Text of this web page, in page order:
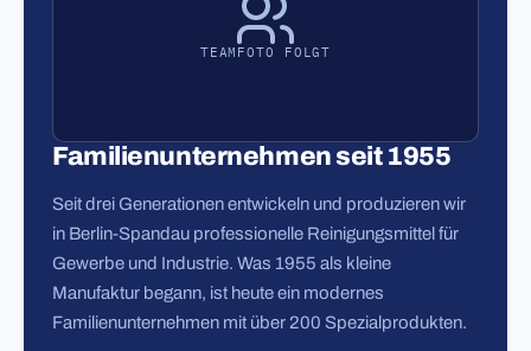
TEAMFOTO FOLGT
Familienunternehmen seit 1955
Seit drei Generationen entwickeln und produzieren wir
in Berlin-Spandau professionelle Reinigungsmittel für
Gewerbe und Industrie. Was 1955 als kleine
Manufaktur begann, ist heute ein modernes
Familienunternehmen mit über 200 Spezialprodukten.